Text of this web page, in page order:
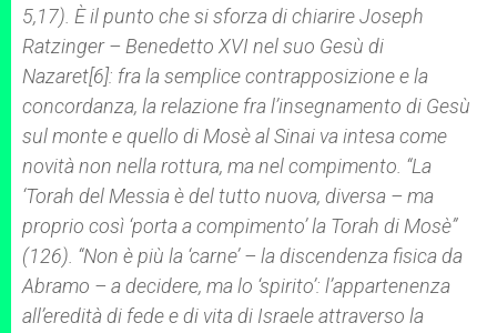
5,17). È il punto che si sforza di chiarire Joseph
Ratzinger – Benedetto XVI nel suo Gesù di
Nazaret[6]: fra la semplice contrapposizione e la
concordanza, la relazione fra l’insegnamento di Gesù
sul monte e quello di Mosè al Sinai va intesa come
novità non nella rottura, ma nel compimento. “La
‘Torah del Messia è del tutto nuova, diversa – ma
proprio così ‘porta a compimento’ la Torah di Mosè”
(126). “Non è più la ‘carne’ – la discendenza fisica da
Abramo – a decidere, ma lo ‘spirito’: l’appartenenza
all’eredità di fede e di vita di Israele attraverso la